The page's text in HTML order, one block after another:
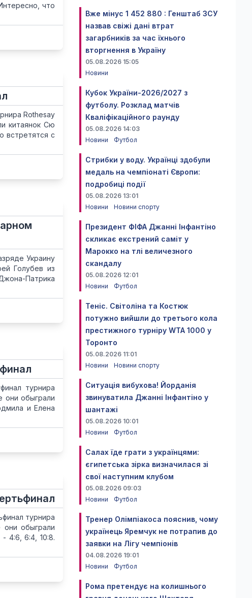
что
Rothesay
китаянок Сю
встретятся с
Украину
Голубев из
Патрика
турнира
они обыграли
и Елена
турнира
они обыграли
4:6, 6:4, 10:8.
Вже мінус 1 452 880 : Генштаб ЗСУ
назвав свіжі дані втрат
загарбників за час їхнього
вторгнення в Україну
05.08.2026 15:05
Новини
Кубок України-2026/2027 з
футболу. Розклад матчів
Кваліфікаційного раунду
05.08.2026 14:03
Новини
Футбол
Стрибки у воду. Українці здобули
медаль на чемпіонаті Європи:
подробиці події
05.08.2026 13:01
Новини
Новини спорту
Президент ФІФА Джанні Інфантіно
скликає екстрений саміт у
Марокко на тлі величезного
скандалу
05.08.2026 12:01
Новини
Футбол
Теніс. Світоліна та Костюк
потужно вийшли до третього кола
престижного турніру WTA 1000 у
Торонто
05.08.2026 11:01
Новини
Новини спорту
Ситуація вибухова! Йорданія
звинуватила Джанні Інфантіно у
шантажі
05.08.2026 10:01
Новини
Футбол
Салах їде грати з українцями:
єгипетська зірка визначилася зі
свої наступним клубом
05.08.2026 09:03
Новини
Футбол
Тренер Олімпіакоса пояснив, чому
українець Яремчук не потрапив до
заявки на Лігу чемпіонів
04.08.2026 19:01
Новини
Футбол
Рома претендує на колишнього